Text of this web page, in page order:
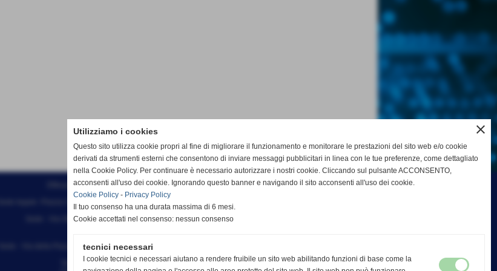
Effesystem di Fabio Favati
Sede legale -Piazza Carducci 18 55045 Pietrasanta (LU)
Sede - Via Ottorino Ciabattini Viareggio
Sede - Via della Piazza Bianca 15 56025 Pontedera (PI)
Tel. 05841530394
close
Utilizziamo i cookies
Questo sito utilizza cookie propri al fine di migliorare il funzionamento e monitorare le prestazioni del sito web e/o cookie
derivati da strumenti esterni che consentono di inviare messaggi pubblicitari in linea con le tue preferenze, come dettagliato
nella Cookie Policy. Per continuare è necessario autorizzare i nostri cookie. Cliccando sul pulsante ACCONSENTO,
acconsenti all'uso dei cookie. Ignorando questo banner e navigando il sito acconsenti all'uso dei cookie.
Cookie Policy - Privacy Policy
Il tuo consenso ha una durata massima di 6 mesi.
Cookie accettati nel consenso: nessun consenso
tecnici necessari
I cookie tecnici e necessari aiutano a rendere fruibile un sito web abilitando funzioni di base come la